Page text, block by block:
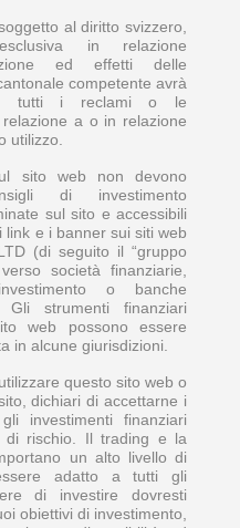
al diritto svizzero,
in relazione
ed effetti delle
competente avrà
tutti i reclami o le
a o in relazione
utilizzo.
sito web non devono
di investimento
sul sito e accessibili
e i banner sui siti web
(di seguito il “gruppo
società finanziarie,
o banche
strumenti finanziari
web possono essere
in alcune giurisdizioni.
questo sito web o
dichiari di accettarne i
investimenti finanziari
di rischio. Il trading e la
un alto livello di
adatto a tutti gli
di investire dovresti
obiettivi di investimento,